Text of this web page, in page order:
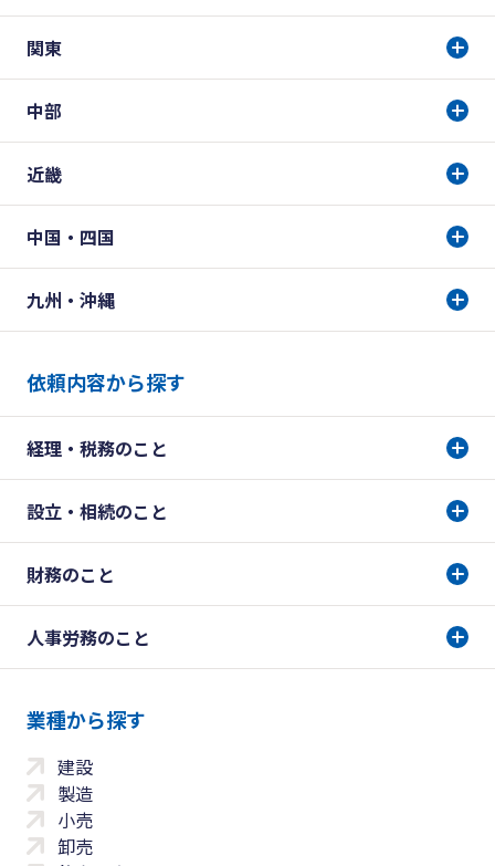
関東
中部
近畿
中国・四国
九州・沖縄
依頼内容から探す
経理・税務のこと
設立・相続のこと
財務のこと
人事労務のこと
業種から探す
建設
製造
小売
卸売